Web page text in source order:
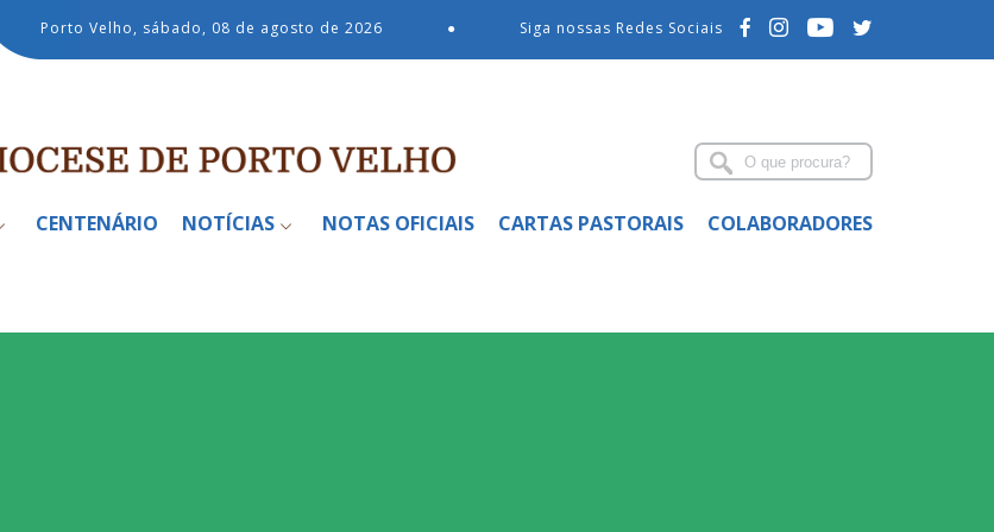
Porto Velho, sábado, 08 de agosto de 2026 ● Siga nossas Redes Sociais
CENTENÁRIO NOTÍCIAS NOTAS OFICIAIS CARTAS PASTORAIS COLABORADORES